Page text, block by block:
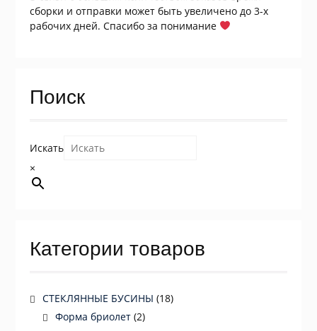
сборки и отправки может быть увеличено до 3-х
рабочих дней. Спасибо за понимание
Поиск
Искать
×
Категории товаров
СТЕКЛЯННЫЕ БУСИНЫ (18)
Форма бриолет (2)